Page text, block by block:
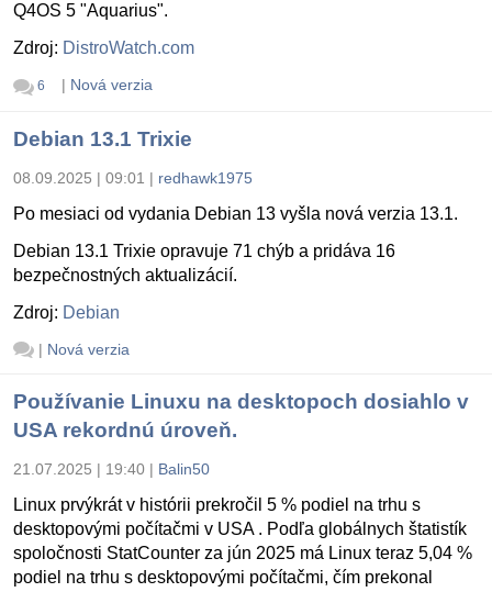
Q4OS 5 "Aquarius".
Zdroj: DistroWatch.com
6 | Nová verzia
Debian 13.1 Trixie
08.09.2025 | 09:01 | redhawk1975
Po mesiaci od vydania Debian 13 vyšla nová verzia 13.1.
Debian 13.1 Trixie opravuje 71 chýb a pridáva 16
bezpečnostných aktualizácií.
Zdroj: Debian
| Nová verzia
Používanie Linuxu na desktopoch dosiahlo v
USA rekordnú úroveň.
21.07.2025 | 19:40 | Balin50
Linux prvýkrát v histórii prekročil 5 % podiel na trhu s
desktopovými počítačmi v USA . Podľa globálnych štatistík
spoločnosti StatCounter za jún 2025 má Linux teraz 5,04 %
podiel na trhu s desktopovými počítačmi, čím prekonal